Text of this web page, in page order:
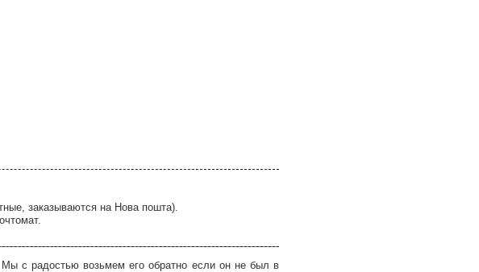
заказываются на Нова пошта).
с радостью возьмем его обратно если он не был в